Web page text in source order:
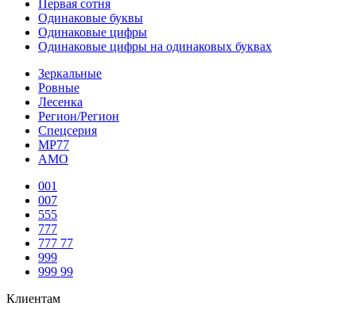
Первая сотня
Одинаковые буквы
Одинаковые цифры
Одинаковые цифры на одинаковых буквах
Зеркальные
Ровные
Лесенка
Регион/Регион
Спецсерия
МР77
АМО
001
007
555
777
777 77
999
999 99
Клиентам